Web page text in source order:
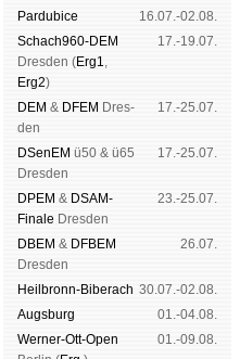
Pardu­bice
16.07.-02.08.
Schach960-DEM
Dres­den (Erg1,
Erg2)
17.-19.07.
DEM & DFEM Dres­
den
17.-25.07.
DSenEM ü50 & ü65
Dres­den
17.-25.07.
DPEM & DSAM-
Finale Dres­den
23.-25.07.
DBEM & DFBEM
Dres­den
26.07.
Heil­bronn-Bi­ber­ach 30.07.-02.08.
Augs­burg
01.-04.08.
Werner-Ott-Open
01.-09.08.